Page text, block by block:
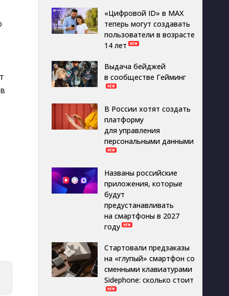
«Цифровой ID» в MAX
теперь могут создавать
пользователи в возрасте
14 лет
Выдача бейджей
в сообществе Гейминг
В России хотят создать
платформу
для управления
персональными данными
Названы российские
приложения, которые
будут
предустанавливать
на смартфоны в 2027
году
Стартовали предзаказы
на «глупый» смартфон со
сменными клавиатурами
Sidephone: сколько стоит